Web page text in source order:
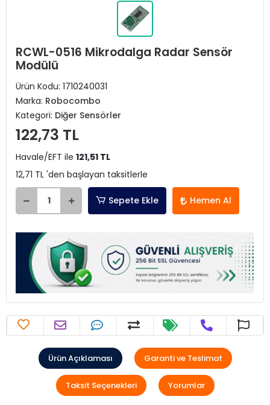
RCWL-0516 Mikrodalga Radar Sensör
Modülü
Ürün Kodu: 1710240031
Marka: Robocombo
Kategori: Diğer Sensörler
122,73 TL
Havale/EFT ile 121,51 TL
12,71 TL 'den başlayan taksitlerle
Sepete Ekle Hemen Al
Ürün Açıklaması Garanti ve Teslimat
Taksit Seçenekleri Yorumlar